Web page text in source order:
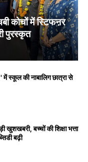
कोचों में स्टिफऩर
पुरस्कृत
स्कूल की नाबालिग छात्रा से
खुशखबरी, बच्चों की शिक्षा भत्ता
बढ़ी